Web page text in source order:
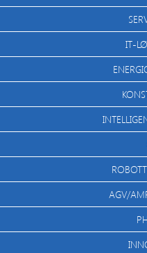
IT-
AGV/